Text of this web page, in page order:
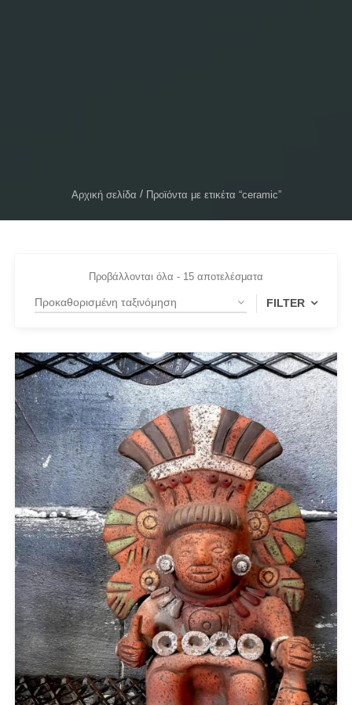
Αρχική σελίδα Προϊόντα με ετικέτα “ceramic”
Προβάλλονται όλα - 15 αποτελέσματα
FILTER
PRODUCT CATEGORIES
Actitude Twinset
ANTIDOTE KNITWEAR
ARGALIOS
Art Deco
BUFFALO
C-THROU
CABAIA
CANADIAN CLASSICS
CHIARA FERRAGNI
COLORS OF CALIFORNIA
Cotazur Swimwear
CRUEL